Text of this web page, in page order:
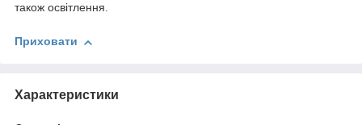
також освітлення.
Приховати
Характеристики